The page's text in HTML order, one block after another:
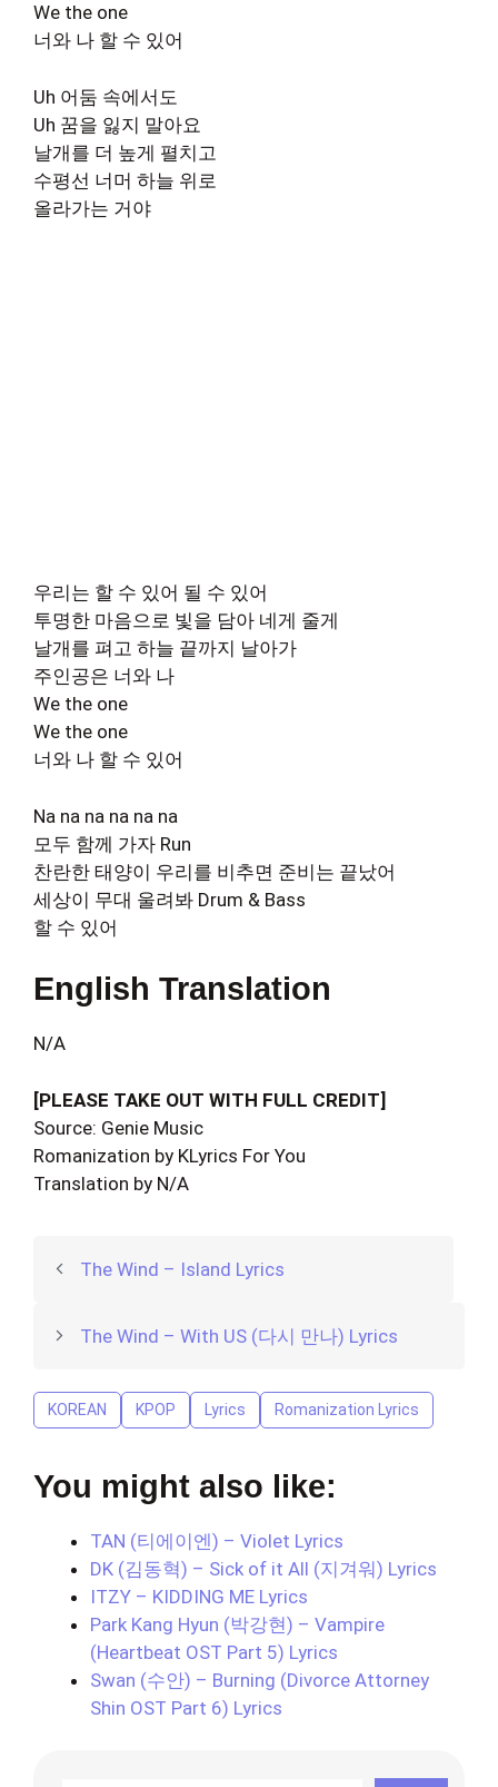
We the one
너와 나 할 수 있어
Uh 어둠 속에서도
Uh 꿈을 잃지 말아요
날개를 더 높게 펼치고
수평선 너머 하늘 위로
올라가는 거야
우리는 할 수 있어 될 수 있어
투명한 마음으로 빛을 담아 네게 줄게
날개를 펴고 하늘 끝까지 날아가
주인공은 너와 나
We the one
We the one
너와 나 할 수 있어
Na na na na na na
모두 함께 가자 Run
찬란한 태양이 우리를 비추면 준비는 끝났어
세상이 무대 울려봐 Drum & Bass
할 수 있어
English Translation
N/A
[PLEASE TAKE OUT WITH FULL CREDIT]
Source: Genie Music
Romanization by KLyrics For You
Translation by N/A
The Wind – Island Lyrics
The Wind – With US (다시 만나) Lyrics
KOREAN KPOP Lyrics Romanization Lyrics
You might also like:
TAN (티에이엔) – Violet Lyrics
DK (김동혁) – Sick of it All (지겨워) Lyrics
ITZY – KIDDING ME Lyrics
Park Kang Hyun (박강현) – Vampire
(Heartbeat OST Part 5) Lyrics
Swan (수안) – Burning (Divorce Attorney
Shin OST Part 6) Lyrics